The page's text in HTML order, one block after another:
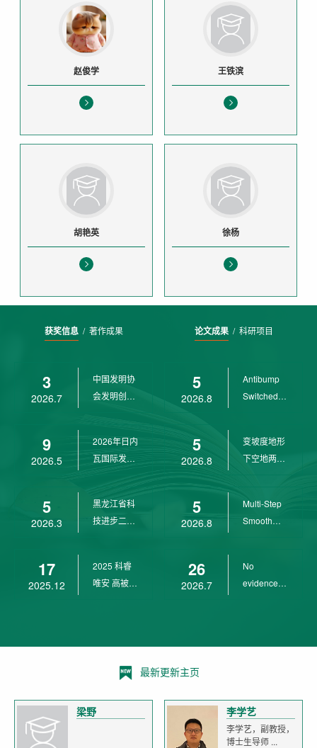
赵俊学 王铁滨
胡艳英 徐杨
获奖信息/ 著作成果
3
2026.7
中国发明协
会发明创业
9
2026.5
2026年日内
瓦国际发明
5
2026.3
黑龙江省科
技进步二等
17
2025.12
2025 科睿
唯安 高被引
论文成果/ 科研项目
5
2026.8
Antibump
Switched
wit...
5
2026.8
变坡度地形
下空地两用
5
2026.8
Multi-Step
Smooth
26
2026.7
No
evidence of
最新更新主页
梁野 李学艺
李学艺，副教授，
博士生导师 ...